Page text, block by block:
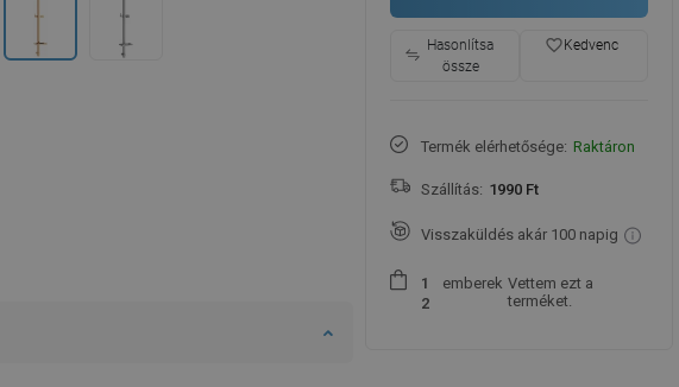
Hasonlítsa
össze
favorite_borderKedvenc
Termék elérhetősége: Raktáron
Szállítás: 1990 Ft
Visszaküldés akár 100 napig
1
2
emberek Vettem ezt a
terméket.